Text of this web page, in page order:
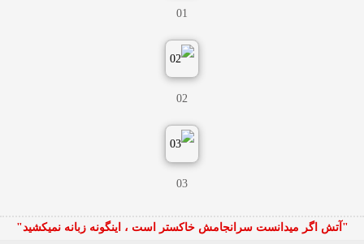
01
02
03
"آتش اگر ميدانست سرانجامش خاكستر است ، اينگونه زبانه نميكشيد"